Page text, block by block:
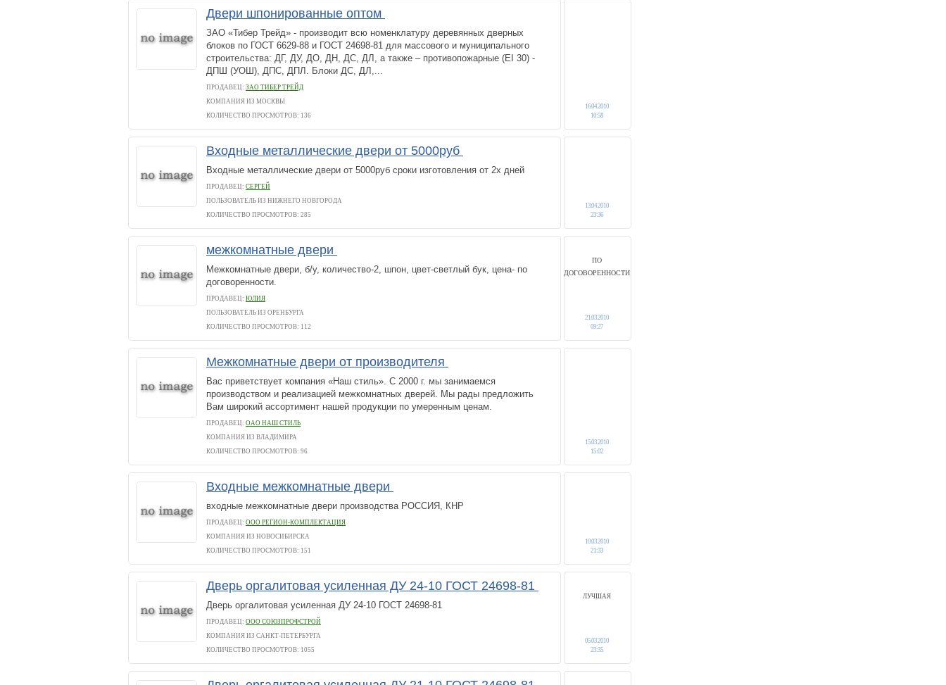
Двери шпонированные оптом
ЗАО «Тибер Трейд» - производит всю номенклатуру деревянных дверных
блоков по ГОСТ 6629-88 и ГОСТ 24698-81 для массового и муниципального
строительства: ДГ, ДУ, ДО, ДН, ДС, ДЛ, а также – противопожарные (EI 30) -
ДПШ (УОШ), ДПС, ДПЛ. Блоки ДС, ДЛ,...
ПРОДАВЕЦ: ЗАО ТИБЕР ТРЕЙД
КОМПАНИЯ ИЗ МОСКВЫ
КОЛИЧЕСТВО ПРОСМОТРОВ: 136
16.04.2010
10:58
Входные металлические двери от 5000руб
Входные металлические двери от 5000руб сроки изготовления от 2х дней
ПРОДАВЕЦ: СЕРГЕЙ
ПОЛЬЗОВАТЕЛЬ ИЗ НИЖНЕГО НОВГОРОДА
КОЛИЧЕСТВО ПРОСМОТРОВ: 285
13.04.2010
23:36
межкомнатные двери
Межкомнатные двери, б/у, количество-2, шпон, цвет-светлый бук, цена- по
договоренности.
ПРОДАВЕЦ: ЮЛИЯ
ПОЛЬЗОВАТЕЛЬ ИЗ ОРЕНБУРГА
КОЛИЧЕСТВО ПРОСМОТРОВ: 112
ПО
ДОГОВОРЕННОСТИ
21.03.2010
09:27
Межкомнатные двери от производителя
Вас приветствует компания «Наш стиль». С 2000 г. мы занимаемся
производством и реализацией межкомнатных дверей. Мы рады предложить
Вам широкий ассортимент нашей продукции по умеренным ценам.
ПРОДАВЕЦ: ОАО НАШ СТИЛЬ
КОМПАНИЯ ИЗ ВЛАДИМИРА
КОЛИЧЕСТВО ПРОСМОТРОВ: 96
15.03.2010
15:02
Входные межкомнатные двери
входные межкомнатные двери производства РОССИЯ, КНР
ПРОДАВЕЦ: ООО РЕГИОН-КОМПЛЕКТАЦИЯ
КОМПАНИЯ ИЗ НОВОСИБИРСКА
КОЛИЧЕСТВО ПРОСМОТРОВ: 151
10.03.2010
21:33
Дверь оргалитовая усиленная ДУ 24-10 ГОСТ 24698-81
Дверь оргалитовая усиленная ДУ 24-10 ГОСТ 24698-81
ПРОДАВЕЦ: ООО СОЮЗПРОФСТРОЙ
КОМПАНИЯ ИЗ САНКТ-ПЕТЕРБУРГА
КОЛИЧЕСТВО ПРОСМОТРОВ: 1055
ЛУЧШАЯ
05.03.2010
23:35